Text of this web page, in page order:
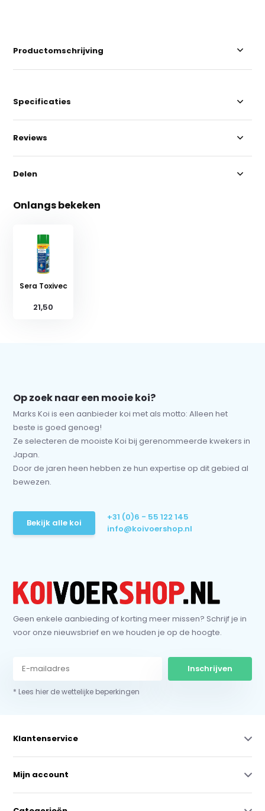
Productomschrijving
Specificaties
Reviews
Delen
Onlangs bekeken
Sera Toxivec
21,50
Op zoek naar een mooie koi?
Marks Koi is een aanbieder koi met als motto: Alleen het
beste is goed genoeg!
Ze selecteren de mooiste Koi bij gerenommeerde kwekers in
Japan.
Door de jaren heen hebben ze hun expertise op dit gebied al
bewezen.
Bekijk alle koi
+31 (0)6 - 55 122 145
info@koivoershop.nl
Geen enkele aanbieding of korting meer missen? Schrijf je in
voor onze nieuwsbrief en we houden je op de hoogte.
Inschrijven
* Lees hier de wettelijke beperkingen
Klantenservice
Mijn account